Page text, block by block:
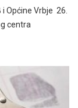
Općine Vrbje 26.
centra